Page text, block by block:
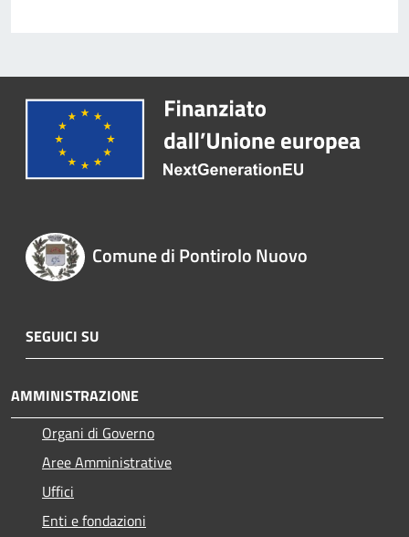
Comune di Pontirolo Nuovo
SEGUICI SU
AMMINISTRAZIONE
Organi di Governo
Aree Amministrative
Uffici
Enti e fondazioni